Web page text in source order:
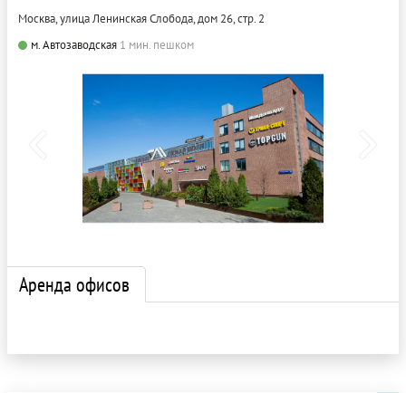
Москва, улица Ленинская Слобода, дом 26, стр. 2
м. Автозаводская 1 мин. пешком
Аренда офисов